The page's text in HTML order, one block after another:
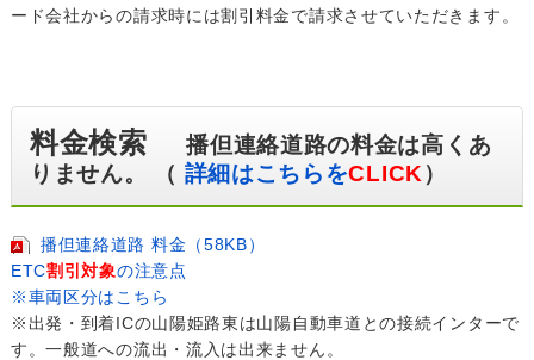
ード会社からの請求時には割引料金で請求させていただきます。
料金検索播但連絡道路の料金は高くあ
りません。 （ 詳細はこちらをCLICK ）
播但連絡道路 料金（58KB）
ETC割引対象の注意点
※車両区分はこちら
※出発・到着ICの山陽姫路東は山陽自動車道との接続インターで
す。一般道への流出・流入は出来ません。